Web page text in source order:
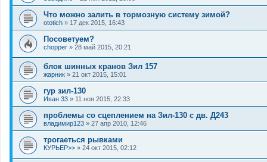
Что можно залить в тормозную систему зимой?
ototich » 17 дек 2015, 16:43
Посоветуем?
chopper » 28 май 2015, 20:21
блок шинных кранов Зил 157
жарник » 21 окт 2015, 15:01
гур зил-130
Иван 33 » 11 ноя 2015, 22:33
проблемы со сцеплением на Зил-130 с дв. Д243
владимир123 » 27 апр 2010, 12:46
трогаеться рывками
КУРЬЕР>> » 24 окт 2015, 02:12